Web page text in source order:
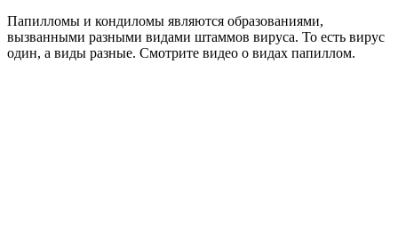
Папилломы и кондиломы являются образованиями,
вызванными разными видами штаммов вируса. То есть вирус
один, а виды разные. Смотрите видео о видах папиллом.